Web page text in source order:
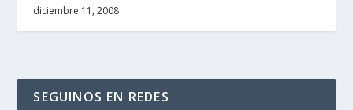
diciembre 11, 2008
SEGUINOS EN REDES